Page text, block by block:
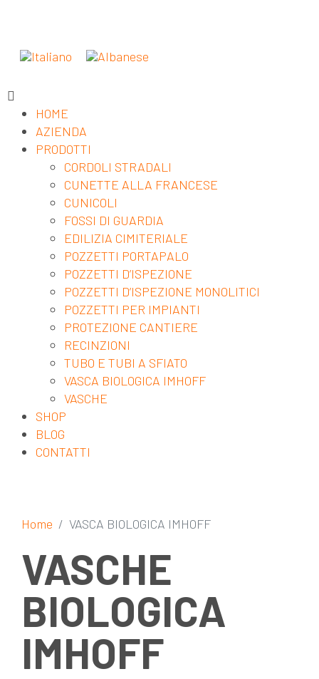
HOME
AZIENDA
PRODOTTI
CORDOLI STRADALI
CUNETTE ALLA FRANCESE
CUNICOLI
FOSSI DI GUARDIA
EDILIZIA CIMITERIALE
POZZETTI PORTAPALO
POZZETTI D’ISPEZIONE
POZZETTI D’ISPEZIONE MONOLITICI
POZZETTI PER IMPIANTI
PROTEZIONE CANTIERE
RECINZIONI
TUBO E TUBI A SFIATO
VASCA BIOLOGICA IMHOFF
VASCHE
SHOP
BLOG
CONTATTI
Home VASCA BIOLOGICA IMHOFF
VASCHE
BIOLOGICA
IMHOFF